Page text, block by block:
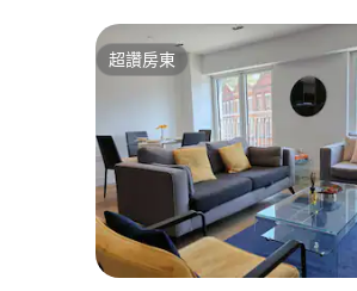
超讚房東
超讚房東